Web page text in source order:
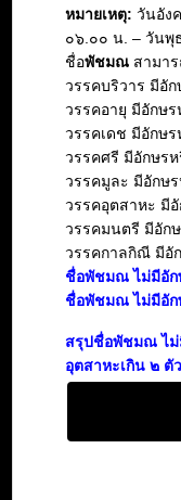
หมายเหตุ: วันอัง
๐๖.๐๐ น. – วันพุ
ชื่อพัชมณ สามา
วรรคบริวาร มีอั
วรรคอายุ มีอักษ
วรรคเดช มีอักษ
วรรคศรี มีอักษร
วรรคมูละ มีอักษ
วรรคอุตสาหะ มี
วรรคมนตรี มีอัก
วรรคกาลกิณี มีอั
ชื่อพัชมณ ไม่มีอั
ชื่อพัชมณ ไม่มีอัก
สรุปชื่อพัชมณ ไม่
อุตสาหะเกิน ๒ ตั